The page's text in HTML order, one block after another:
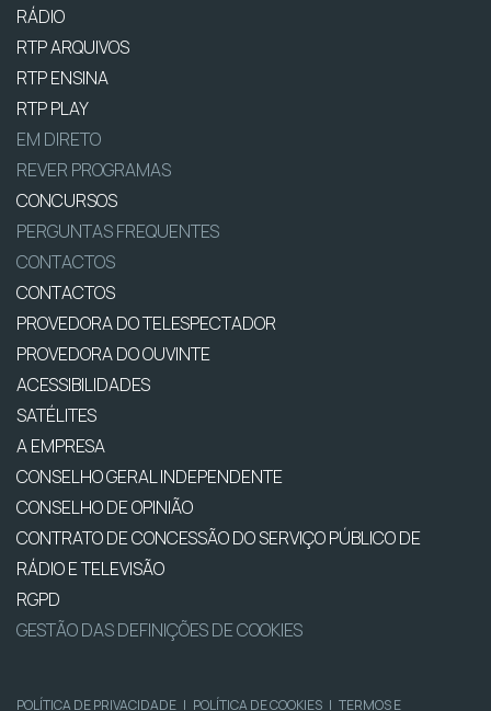
RÁDIO
RTP ARQUIVOS
RTP ENSINA
RTP PLAY
EM DIRETO
REVER PROGRAMAS
CONCURSOS
PERGUNTAS FREQUENTES
CONTACTOS
CONTACTOS
PROVEDORA DO TELESPECTADOR
PROVEDORA DO OUVINTE
ACESSIBILIDADES
SATÉLITES
A EMPRESA
CONSELHO GERAL INDEPENDENTE
CONSELHO DE OPINIÃO
CONTRATO DE CONCESSÃO DO SERVIÇO PÚBLICO DE
RÁDIO E TELEVISÃO
RGPD
GESTÃO DAS DEFINIÇÕES DE COOKIES
POLÍTICA DE PRIVACIDADE | POLÍTICA DE COOKIES | TERMOS E